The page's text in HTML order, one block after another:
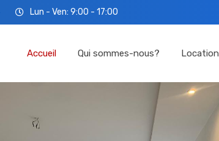
Lun - Ven: 9:00 - 17:00
Accueil Qui sommes-nous? Location